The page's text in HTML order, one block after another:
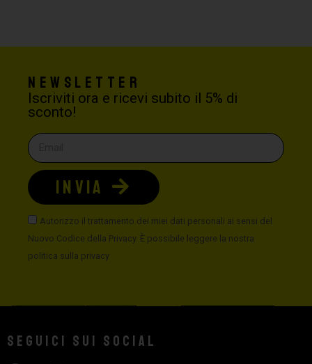
Newsletter
Iscriviti ora e ricevi subito il 5% di
sconto!
Autorizzo il trattamento dei miei dati personali ai sensi del
Nuovo Codice della Privacy. È possibile leggere la nostra
politica sulla privacy
INVIA
Seguici sui social